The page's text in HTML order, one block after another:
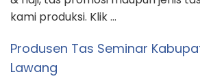
kami produksi. Klik …
Produsen Tas Seminar
Lawang